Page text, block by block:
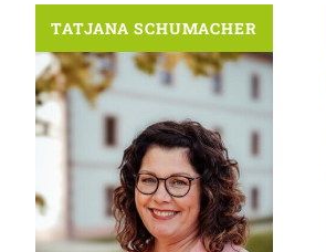
TATJANA SCHUMACHER